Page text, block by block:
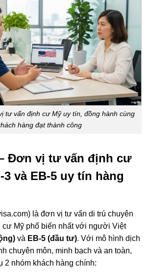
tư vấn định cư Mỹ uy tín, đồng hành cùng
hàng đạt thành công
Đơn vị tư vấn định cư
3 và EB-5 uy tín hàng
là đơn vị tư vấn di trú chuyên
cư Mỹ phổ biến nhất với người Việt
và EB-5 (đầu tư). Với mô hình dịch
chuyên môn, minh bạch và an toàn,
2 nhóm khách hàng chính: